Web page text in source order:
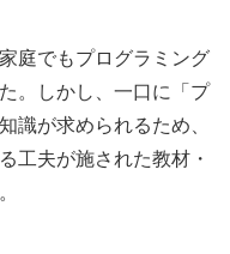
庭でもプログラミング
。しかし、一口に「プ
識が求められるため、
工夫が施された教材・